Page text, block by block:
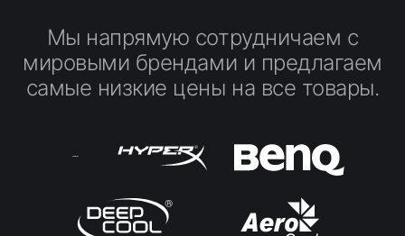
Мы напрямую сотрудничаем с
мировыми брендами и предлагаем
самые низкие цены на все товары.